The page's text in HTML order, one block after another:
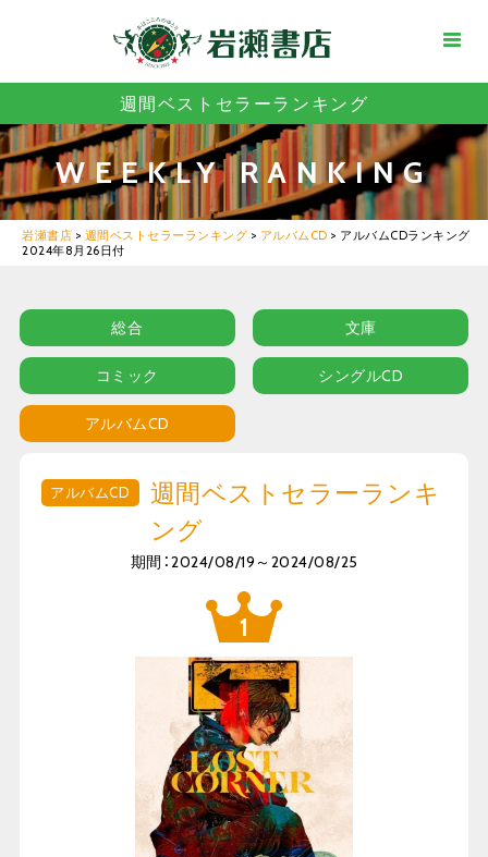
週間ベストセラーランキング
WEEKLY RANKING
岩瀬書店 > 週間ベストセラーランキング > アルバムCD > アルバムCDランキング
2024年8月26日付
総合 文庫
コミック シングルCD
アルバムCD
アルバムCD
週間ベストセラーランキ
ング
期間：2024/08/19～2024/08/25